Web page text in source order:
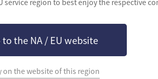
service region to best enjoy the respective
to the NA / EU website
on the website of this region
ると追加報酬が活性化！
旅立ちましょう！